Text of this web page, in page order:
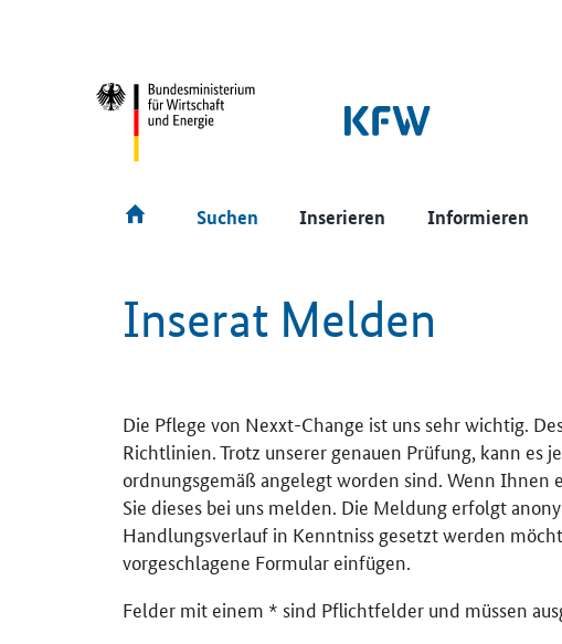
Suchen Inserieren Informieren
Inserat Melden
Die Pflege von Nexxt-Change ist uns sehr wichtig.
Richtlinien. Trotz unserer genauen Prüfung, kann es
ordnungsgemäß angelegt worden sind. Wenn
Sie dieses bei uns melden. Die Meldung erfolgt
Handlungsverlauf in Kenntniss gesetzt werden
vorgeschlagene Formular einfügen.
Felder mit einem * sind Pflichtfelder und müssen